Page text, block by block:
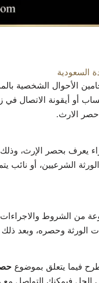
السعودية
الأحوال الشخصية
أو أيقونة
حصر الارث.
يعرف بحصر الإرث،
الشرعيين، أو نائب
من الشروط
الورثة وحصره،
فيما يتعلق بموضوع